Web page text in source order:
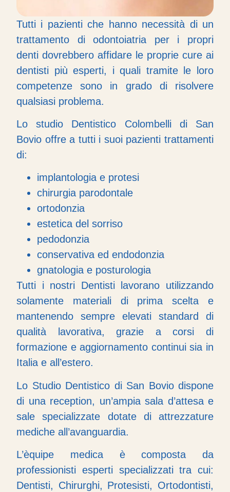
Tutti i pazienti che hanno necessità di un
trattamento di odontoiatria per i propri
denti dovrebbero affidare le proprie cure ai
dentisti più esperti, i quali tramite le loro
competenze sono in grado di risolvere
qualsiasi problema.
Lo studio Dentistico Colombelli di San
Bovio offre a tutti i suoi pazienti trattamenti
di:
implantologia e protesi
chirurgia parodontale
ortodonzia
estetica del sorriso
pedodonzia
conservativa ed endodonzia
gnatologia e posturologia
Tutti i nostri Dentisti lavorano utilizzando
solamente materiali di prima scelta e
mantenendo sempre elevati standard di
qualità lavorativa, grazie a corsi di
formazione e aggiornamento continui sia in
Italia e all’estero.
Lo Studio Dentistico di San Bovio dispone
di una reception, un’ampia sala d’attesa e
sale specializzate dotate di attrezzature
mediche all’avanguardia.
L’èquipe medica è composta da
professionisti esperti specializzati tra cui:
Dentisti, Chirurghi, Protesisti, Ortodontisti,